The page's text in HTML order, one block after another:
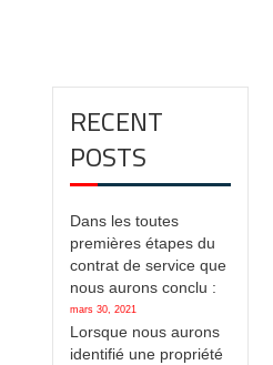
RECENT
POSTS
Dans les toutes
premières étapes du
contrat de service que
nous aurons conclu :
mars 30, 2021
Lorsque nous aurons
identifié une propriété